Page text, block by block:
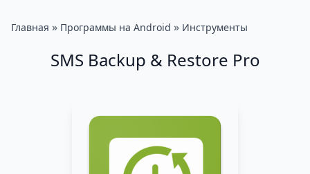
Главная » Программы на Android » Инструменты
SMS Backup & Restore Pro